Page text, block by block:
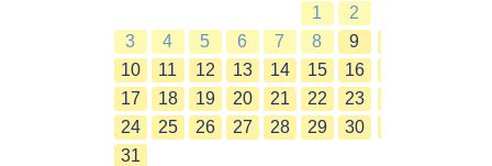
1
2
3
4 5 6 7 8
9
10
11 12 13 14 15
16
17
18 19 20 21 22
23
24
25 26 27 28 29
30
31